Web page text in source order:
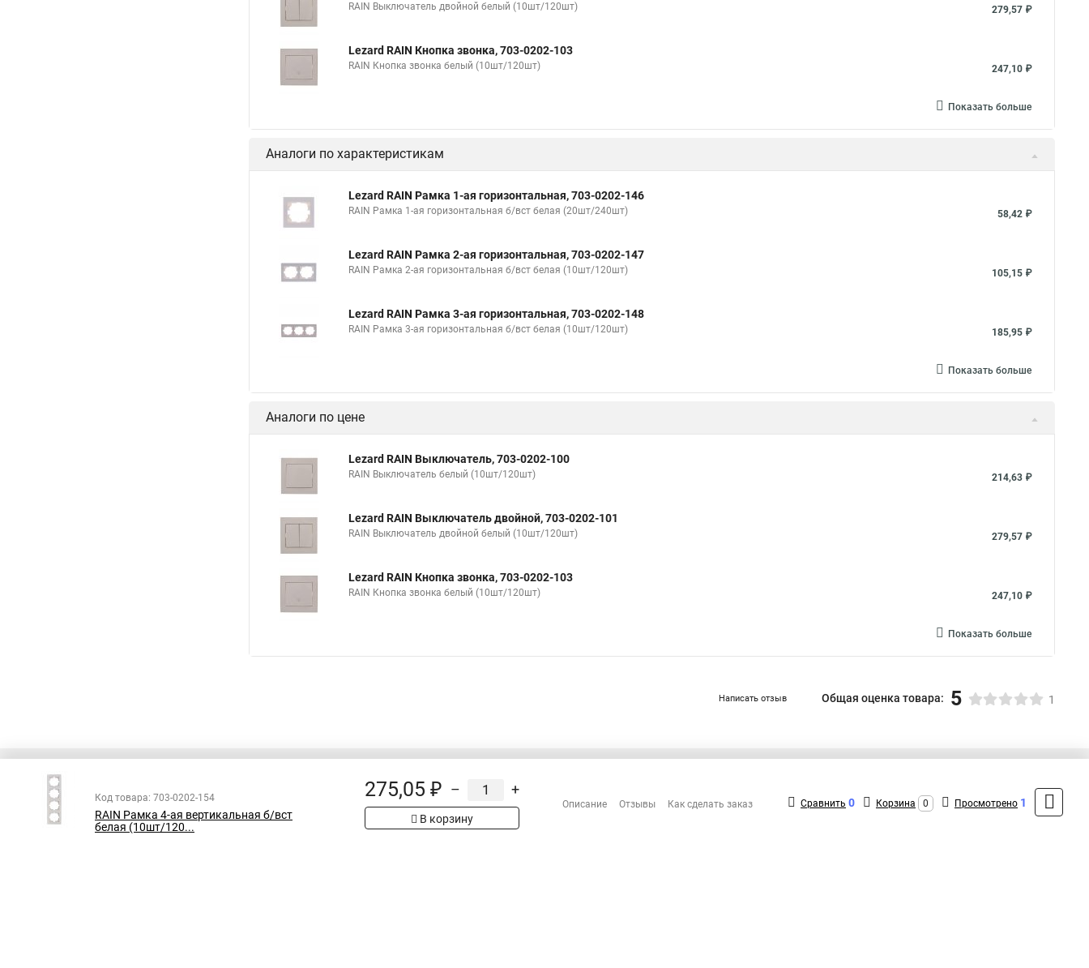
RAIN Выключатель двойной белый (10шт/120шт) 279,57 ₽
Lezard RAIN Кнопка звонка, 703-0202-103
RAIN Кнопка звонка белый (10шт/120шт) 247,10 ₽
Показать больше
Аналоги по характеристикам
Lezard RAIN Рамка 1-ая горизонтальная, 703-0202-146
RAIN Рамка 1-ая горизонтальная б/вст белая (20шт/240шт) 58,42 ₽
Lezard RAIN Рамка 2-ая горизонтальная, 703-0202-147
RAIN Рамка 2-ая горизонтальная б/вст белая (10шт/120шт) 105,15 ₽
Lezard RAIN Рамка 3-ая горизонтальная, 703-0202-148
RAIN Рамка 3-ая горизонтальная б/вст белая (10шт/120шт) 185,95 ₽
Показать больше
Аналоги по цене
Lezard RAIN Выключатель, 703-0202-100
RAIN Выключатель белый (10шт/120шт) 214,63 ₽
Lezard RAIN Выключатель двойной, 703-0202-101
RAIN Выключатель двойной белый (10шт/120шт) 279,57 ₽
Lezard RAIN Кнопка звонка, 703-0202-103
RAIN Кнопка звонка белый (10шт/120шт) 247,10 ₽
Показать больше
Написать отзыв Общая оценка товара: 5 1
Все права защищены
Сотрудничество
+7 (495) 432-09-09
MAX: +7 (936) 148-00-15
Код товара: 703-0202-154
RAIN Рамка 4-ая вертикальная б/вст
белая (10шт/120...
275,05 ₽ – +
В корзину
Описание Отзывы Как сделать заказ Сравнить 0 Корзина 0 Просмотрено 1